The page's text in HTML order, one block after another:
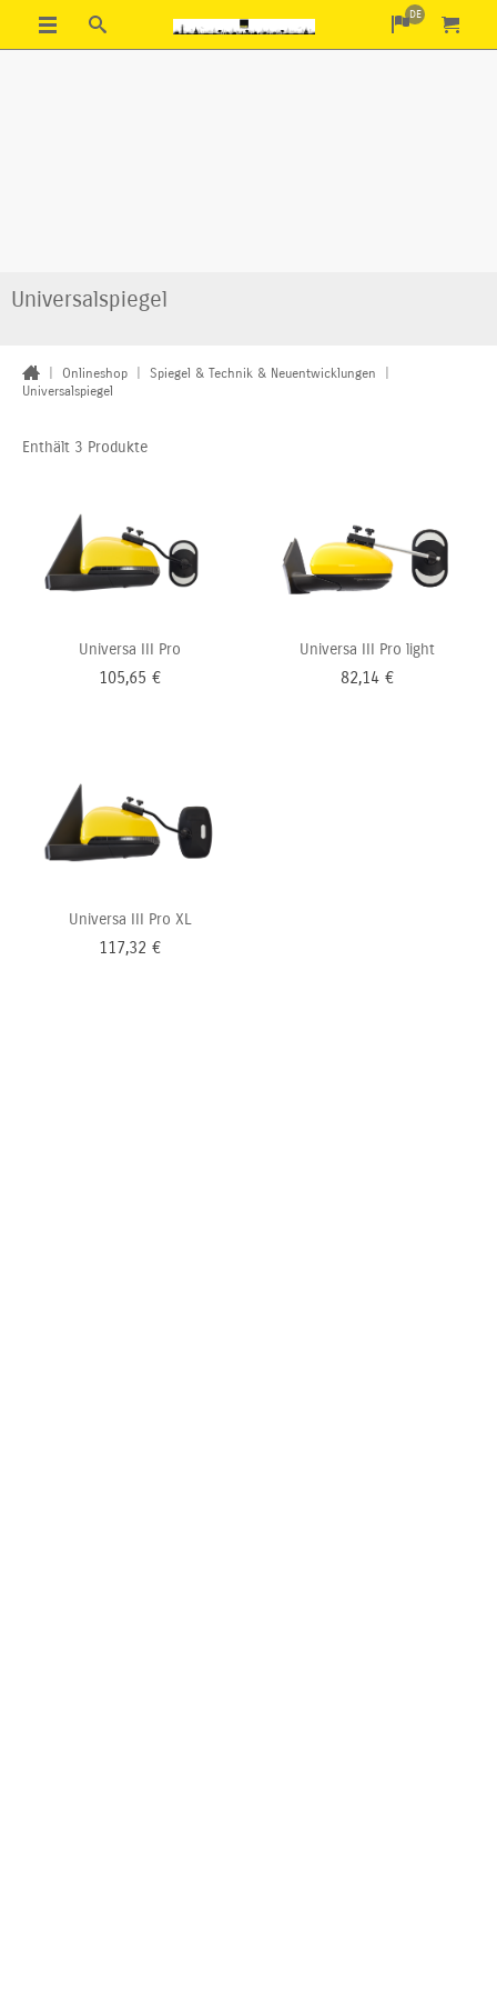
DE
Universalspiegel
Onlineshop Spiegel & Technik & Neuentwicklungen
Universalspiegel
Enthält 3 Produkte
Universa III Pro
105,65 €
Universa III Pro light
82,14 €
Universa III Pro XL
117,32 €